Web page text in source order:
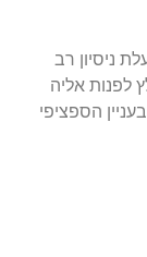
ניסיון רב
לפנות אליה
הספציפי